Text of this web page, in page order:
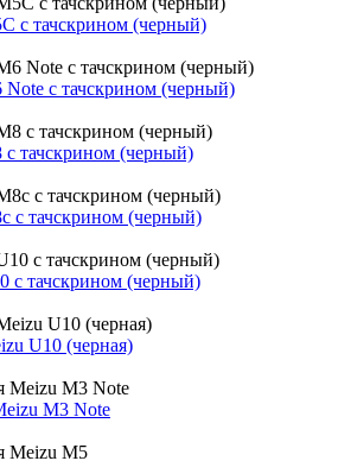
с тачскрином (черный)
с тачскрином (черный)
тачскрином (черный)
с тачскрином (черный)
с тачскрином (черный)
U10 (черная)
M3 Note